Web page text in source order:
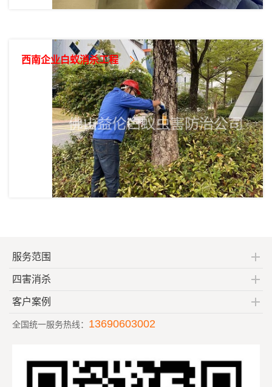
西南企业白蚁消杀工程
服务范围
四害消杀
客户案例
全国统一服务热线： 13690603002